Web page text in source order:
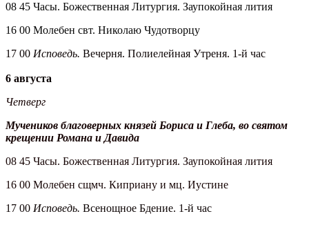
08 45 Часы. Божественная Литургия. Заупокойная лития
16 00 Молебен свт. Николаю Чудотворцу
17 00 Исповедь. Вечерня. Полиелейная Утреня. 1-й час
6 августа
Четверг
Мучеников благоверных князей Бориса и Глеба, во святом
крещении Романа и Давида
08 45 Часы. Божественная Литургия. Заупокойная лития
16 00 Молебен сщмч. Киприану и мц. Иустине
17 00 Исповедь. Всенощное Бдение. 1-й час